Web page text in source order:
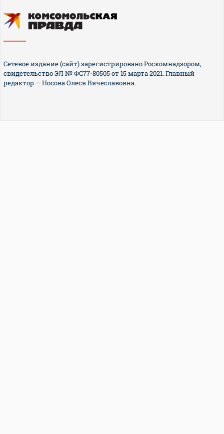
Сетевое издание (сайт) зарегистрировано Роскомнадзором,
свидетельство ЭЛ № ФС77-80505 от 15 марта 2021. Главный
редактор — Носова Олеся Вячеславовна.